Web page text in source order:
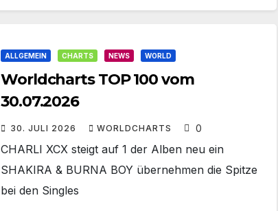
ALLGEMEIN CHARTS NEWS WORLD
Worldcharts TOP 100 vom
30.07.2026
30. JULI 2026 WORLDCHARTS 0
CHARLI XCX steigt auf 1 der Alben neu ein
SHAKIRA & BURNA BOY übernehmen die Spitze
bei den Singles